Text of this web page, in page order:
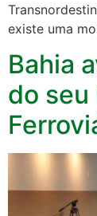
existe uma
Bahia
do seu